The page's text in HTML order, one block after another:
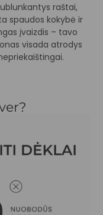
raštai,
spaudos kokybė ir
įvaizdis – tavo
visada atrodys